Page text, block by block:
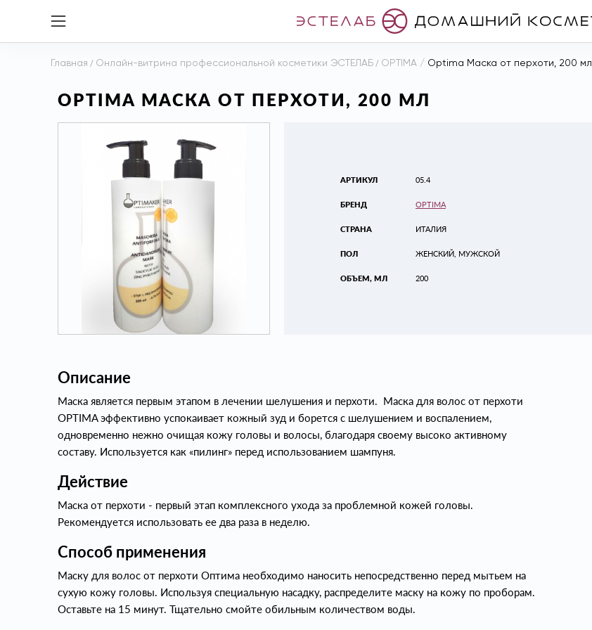
Главная / Онлайн-витрина профессиональной косметики ЭСТЕЛАБ / OPTIMA / Optima Маска от перхоти, 200 мл
OPTIMA МАСКА ОТ ПЕРХОТИ, 200 МЛ
АРТИКУЛ
БРЕНД
СТРАНА
ПОЛ
ОБЪЕМ, МЛ
05.4
OPTIMA
ИТАЛИЯ
ЖЕНСКИЙ, МУЖСКОЙ
200
Описание
Маска является первым этапом в лечении шелушения и перхоти. Маска для волос от перхоти
OPTIMA эффективно успокаивает кожный зуд и борется с шелушением и воспалением,
одновременно нежно очищая кожу головы и волосы, благодаря своему высоко активному
составу. Используется как «пилинг» перед использованием шампуня.
Действие
Маска от перхоти - первый этап комплексного ухода за проблемной кожей головы.
Рекомендуется использовать ее два раза в неделю.
Способ применения
Маску для волос от перхоти Оптима необходимо наносить непосредственно перед мытьем на
сухую кожу головы. Используя специальную насадку, распределите маску на кожу по проборам.
Оставьте на 15 минут. Тщательно смойте обильным количеством воды.